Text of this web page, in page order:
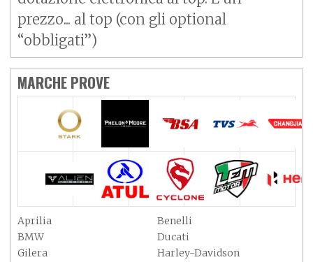
prezzo... al top (con gli optional
“obbligati”)
MARCHE PROVE
Aprilia
Benelli
BMW
Ducati
Gilera
Harley-Davidson